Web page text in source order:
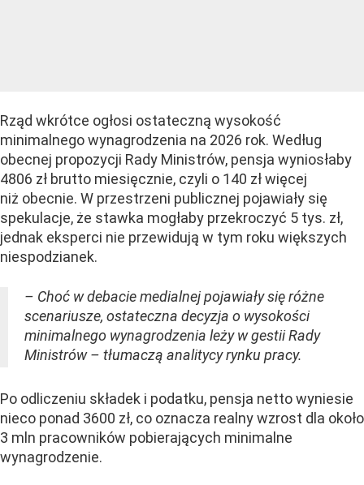
Rząd wkrótce ogłosi ostateczną wysokość
minimalnego wynagrodzenia na 2026 rok. Według
obecnej propozycji Rady Ministrów, pensja wyniosłaby
4806 zł brutto miesięcznie, czyli o 140 zł więcej
niż obecnie. W przestrzeni publicznej pojawiały się
spekulacje, że stawka mogłaby przekroczyć 5 tys. zł,
jednak eksperci nie przewidują w tym roku większych
niespodzianek.
– Choć w debacie medialnej pojawiały się różne
scenariusze, ostateczna decyzja o wysokości
minimalnego wynagrodzenia leży w gestii Rady
Ministrów – tłumaczą analitycy rynku pracy.
Po odliczeniu składek i podatku, pensja netto wyniesie
nieco ponad 3600 zł, co oznacza realny wzrost dla około
3 mln pracowników pobierających minimalne
wynagrodzenie.